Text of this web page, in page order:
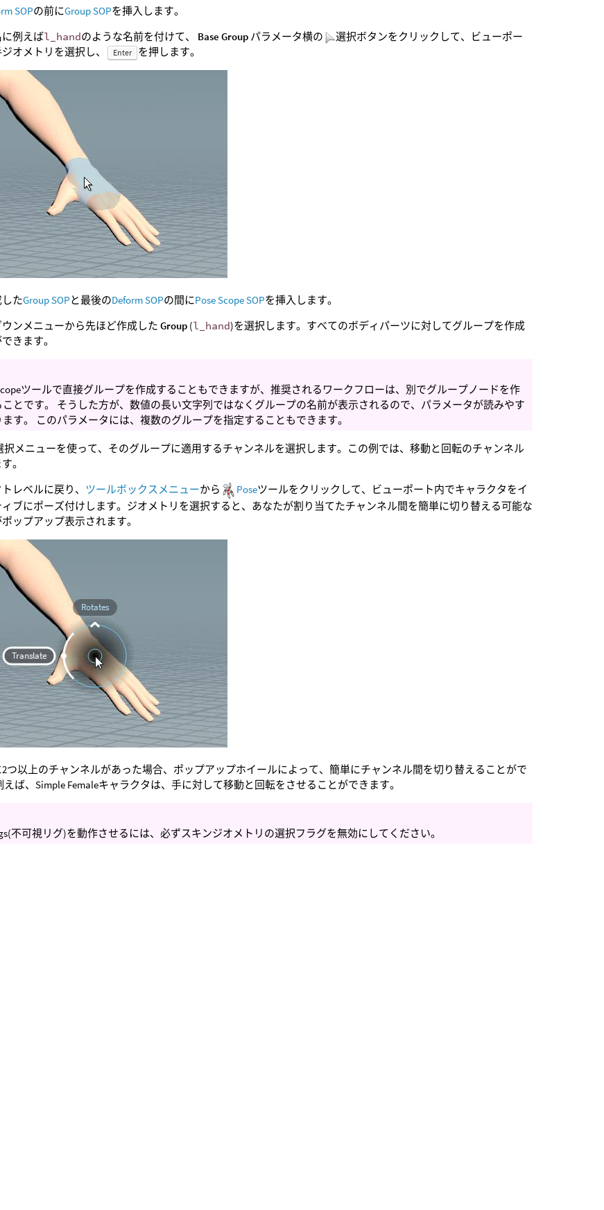
SOPの前にGroup SOPを挿入します。
例えばl_handのような名前を付けて、 Base Group パラメータ横の
選択ボタンをクリックして、ビューポー
オメトリを選択し、
Enter を押します。
したGroup SOPと最後のDeform SOPの間にPose Scope SOPを挿入します。
ウンメニューから先ほど作成したGroup (l_hand)を選択します。すべてのボディパーツに対してグループを作成
きます。
ツールで直接グループを作成することもできますが、推奨されるワークフローは、別でグループノードを作
ことです。 そうした方が、数値の長い文字列ではなくグループの名前が表示されるので、パラメータが読みやす
ます。 このパラメータには、複数のグループを指定することもできます。
択メニューを使って、そのグループに適用するチャンネルを選択します。この例では、移動と回転のチャンネル
。
レベルに戻り、 ツールボックスメニューから Poseツールをクリックして、ビューポート内でキャラクタをイ
ィブにポーズ付けします。ジオメトリを選択すると、あなたが割り当てたチャンネル間を簡単に切り替える可能な
ップアップ表示されます。
つ以上のチャンネルがあった場合、ポップアップホイールによって、簡単にチャンネル間を切り替えることがで
えば、Simple Femaleキャラクタは、手に対して移動と回転をさせることができます。
不可視リグ)を動作させるには、必ずスキンジオメトリの選択フラグを無効にしてください。